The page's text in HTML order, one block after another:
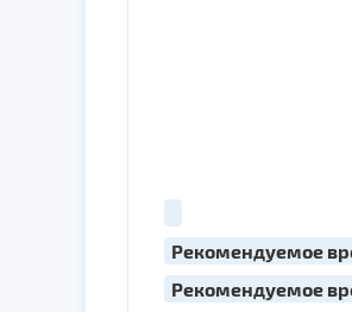
Рекомендуемое
Рекомендуемое